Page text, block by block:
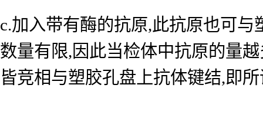
c.加入带有酶的抗原,此抗原也可
数量有限,因此当检体中抗原的量
皆竞相与塑胶孔盘上抗体键结,即